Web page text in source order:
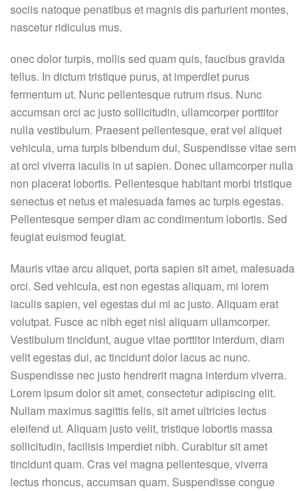
sociis natoque penatibus et magnis dis parturient montes,
nascetur ridiculus mus.
onec dolor turpis, mollis sed quam quis, faucibus gravida
tellus. In dictum tristique purus, at imperdiet purus
fermentum ut. Nunc pellentesque rutrum risus. Nunc
accumsan orci ac justo sollicitudin, ullamcorper porttitor
nulla vestibulum. Praesent pellentesque, erat vel aliquet
vehicula, urna turpis bibendum dui, Suspendisse vitae sem
at orci viverra iaculis in ut sapien. Donec ullamcorper nulla
non placerat lobortis. Pellentesque habitant morbi tristique
senectus et netus et malesuada fames ac turpis egestas.
Pellentesque semper diam ac condimentum lobortis. Sed
feugiat euismod feugiat.
Mauris vitae arcu aliquet, porta sapien sit amet, malesuada
orci. Sed vehicula, est non egestas aliquam, mi lorem
iaculis sapien, vel egestas dui mi ac justo. Aliquam erat
volutpat. Fusce ac nibh eget nisl aliquam ullamcorper.
Vestibulum tincidunt, augue vitae porttitor interdum, diam
velit egestas dui, ac tincidunt dolor lacus ac nunc.
Suspendisse nec justo hendrerit magna interdum viverra.
Lorem ipsum dolor sit amet, consectetur adipiscing elit.
Nullam maximus sagittis felis, sit amet ultricies lectus
eleifend ut. Aliquam justo velit, tristique lobortis massa
sollicitudin, facilisis imperdiet nibh. Curabitur sit amet
tincidunt quam. Cras vel magna pellentesque, viverra
lectus rhoncus, accumsan quam. Suspendisse congue